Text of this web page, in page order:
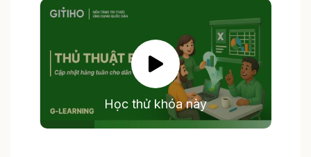
Học thử khóa này